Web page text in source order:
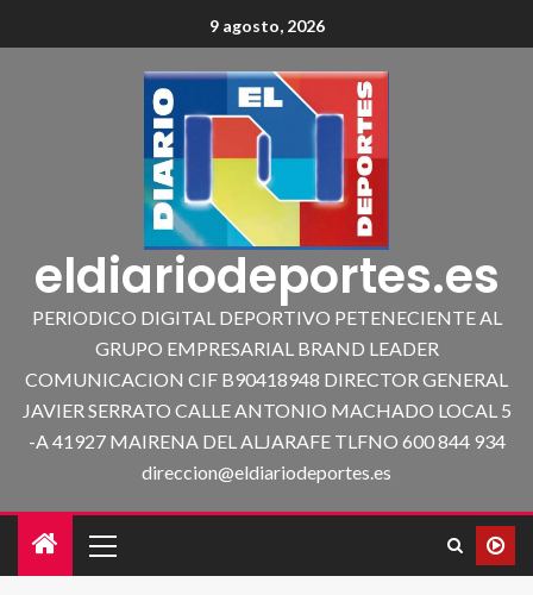
9 agosto, 2026
eldiariodeportes.es
PERIODICO DIGITAL DEPORTIVO PETENECIENTE AL
GRUPO EMPRESARIAL BRAND LEADER
COMUNICACION CIF B90418948 DIRECTOR GENERAL
JAVIER SERRATO CALLE ANTONIO MACHADO LOCAL 5
-A 41927 MAIRENA DEL ALJARAFE TLFNO 600 844 934
direccion@eldiariodeportes.es